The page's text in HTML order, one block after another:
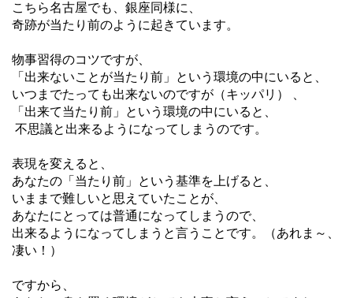
こちら名古屋でも、銀座同様に、
奇跡が当たり前のように起きています。
物事習得のコツですが、
「出来ないことが当たり前」という環境の中にいると、
いつまでたっても出来ないのですが（キッパリ） 、
「出来て当たり前」という環境の中にいると、
不思議と出来るようになってしまうのです。
表現を変えると、
あなたの「当たり前」という基準を上げると、
いままで難しいと思えていたことが、
あなたにとっては普通になってしまうので、
出来るようになってしまうと言うことです。（あれま～、
凄い！）
ですから、